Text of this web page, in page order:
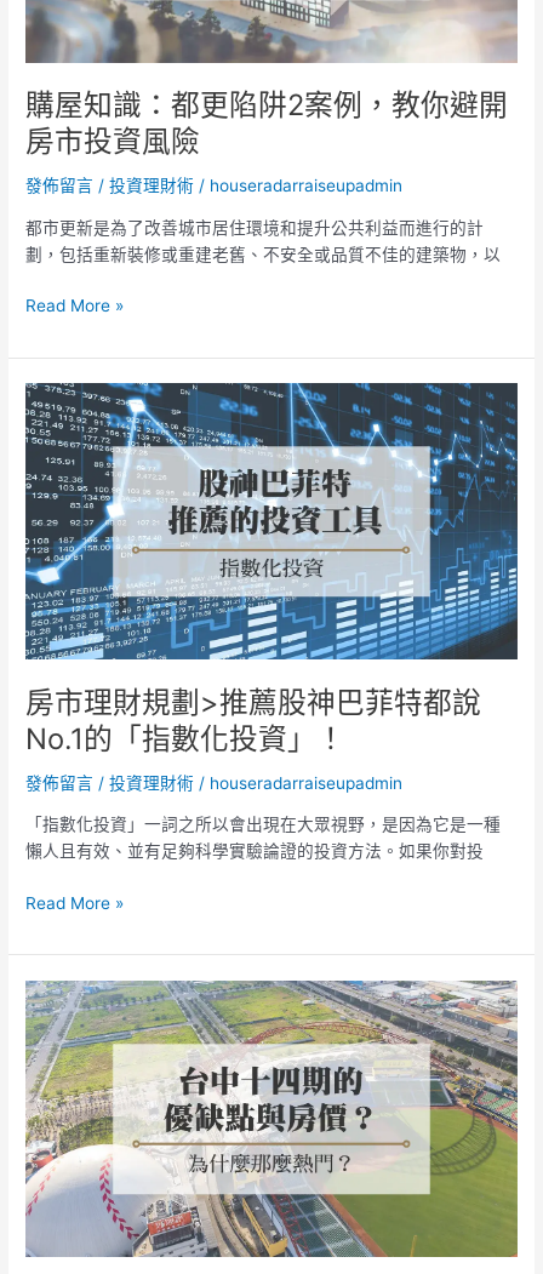
購屋知識：都更陷阱2案例，教你避開
房市投資風險
發佈留言 /投資理財術 / houseradarraiseupadmin
都市更新是為了改善城市居住環境和提升公共利益而進行的計
劃，包括重新裝修或重建老舊、不安全或品質不佳的建築物，以
2
例，
教
你
避
房
市
投
風
Read More »
房市理財規劃>推薦股神巴菲特都說
No.1的「指數化投資」！
發佈留言 /投資理財術 / houseradarraiseupadmin
「指數化投資」一詞之所以會出現在大眾視野，是因為它是一種
懶人且有效、並有足夠科學實驗論證的投資方法。如果你對投
房
市
理
財
規
劃
>
推
薦
股
神
巴
菲
特
說
No.1
的
數
投
資」！
Read More »
最
熱
門
房
地
產
情
報：
台
14